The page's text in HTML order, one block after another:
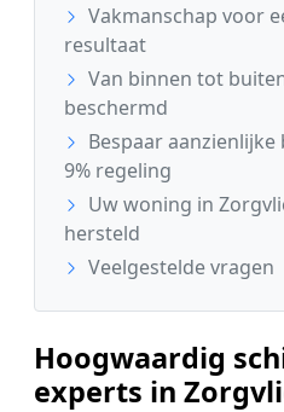
Vakmanschap voor
resultaat
Van binnen tot
beschermd
Bespaar
9% regeling
Uw woning in
hersteld
Veelgestelde vragen
Hoogwaardig
experts in